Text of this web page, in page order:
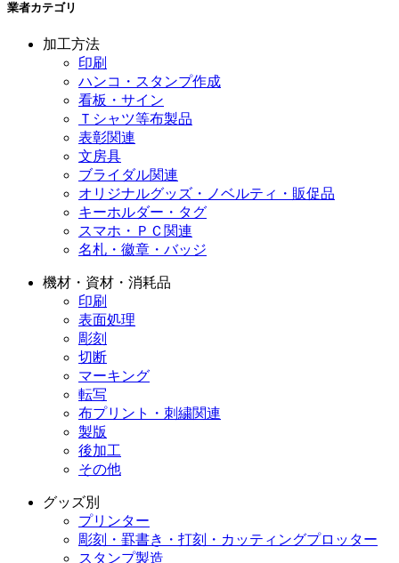
業者カテゴリ
加工方法
印刷
ハンコ・スタンプ作成
看板・サイン
Ｔシャツ等布製品
表彰関連
文房具
ブライダル関連
オリジナルグッズ・ノベルティ・販促品
キーホルダー・タグ
スマホ・ＰＣ関連
名札・徽章・バッジ
機材・資材・消耗品
印刷
表面処理
彫刻
切断
マーキング
転写
布プリント・刺繍関連
製版
後加工
その他
グッズ別
プリンター
彫刻・罫書き・打刻・カッティングプロッター
スタンプ製造